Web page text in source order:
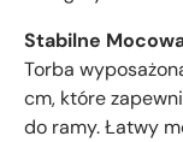
Stabilne
Torba
cm, które
do ramy. Łatwy